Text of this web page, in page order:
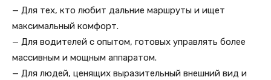
— Для тех, кто любит дальние маршруты и ищет
максимальный комфорт.
— Для водителей с опытом, готовых управлять более
массивным и мощным аппаратом.
— Для людей, ценящих выразительный внешний вид и